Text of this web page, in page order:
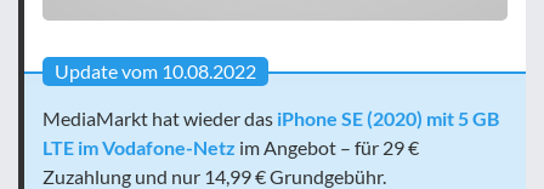
Update vom 10.08.2022
MediaMarkt hat wieder das iPhone SE (2020) mit 5 GB
LTE im Vodafone-Netz im Angebot – für 29 €
Zuzahlung und nur 14,99 € Grundgebühr.